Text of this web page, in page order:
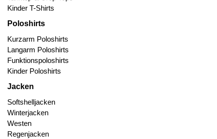
Kinder T-Shirts
Poloshirts
Kurzarm Poloshirts
Langarm Poloshirts
Funktionspoloshirts
Kinder Poloshirts
Jacken
Softshelljacken
Winterjacken
Westen
Regenjacken